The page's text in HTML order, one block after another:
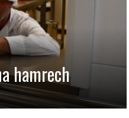
hamrech